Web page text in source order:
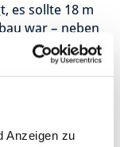
Anzeigen zu
es sollte 18 m
war – neben
hoher
in dem
das